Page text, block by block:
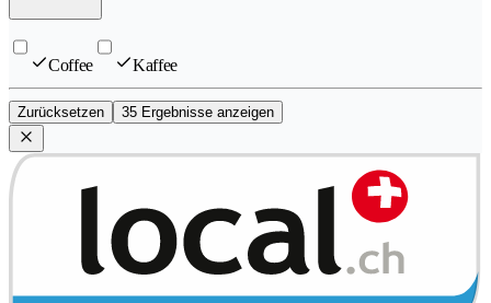
Coffee Kaffee
Zurücksetzen 35 Ergebnisse anzeigen